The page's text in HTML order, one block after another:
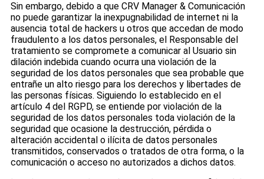
Sin embargo, debido a que CRV Manager & Comunicación
no puede garantizar la inexpugnabilidad de internet ni la
ausencia total de hackers u otros que accedan de modo
fraudulento a los datos personales, el Responsable del
tratamiento se compromete a comunicar al Usuario sin
dilación indebida cuando ocurra una violación de la
seguridad de los datos personales que sea probable que
entrañe un alto riesgo para los derechos y libertades de
las personas físicas. Siguiendo lo establecido en el
artículo 4 del RGPD, se entiende por violación de la
seguridad de los datos personales toda violación de la
seguridad que ocasione la destrucción, pérdida o
alteración accidental o ilícita de datos personales
transmitidos, conservados o tratados de otra forma, o la
comunicación o acceso no autorizados a dichos datos.